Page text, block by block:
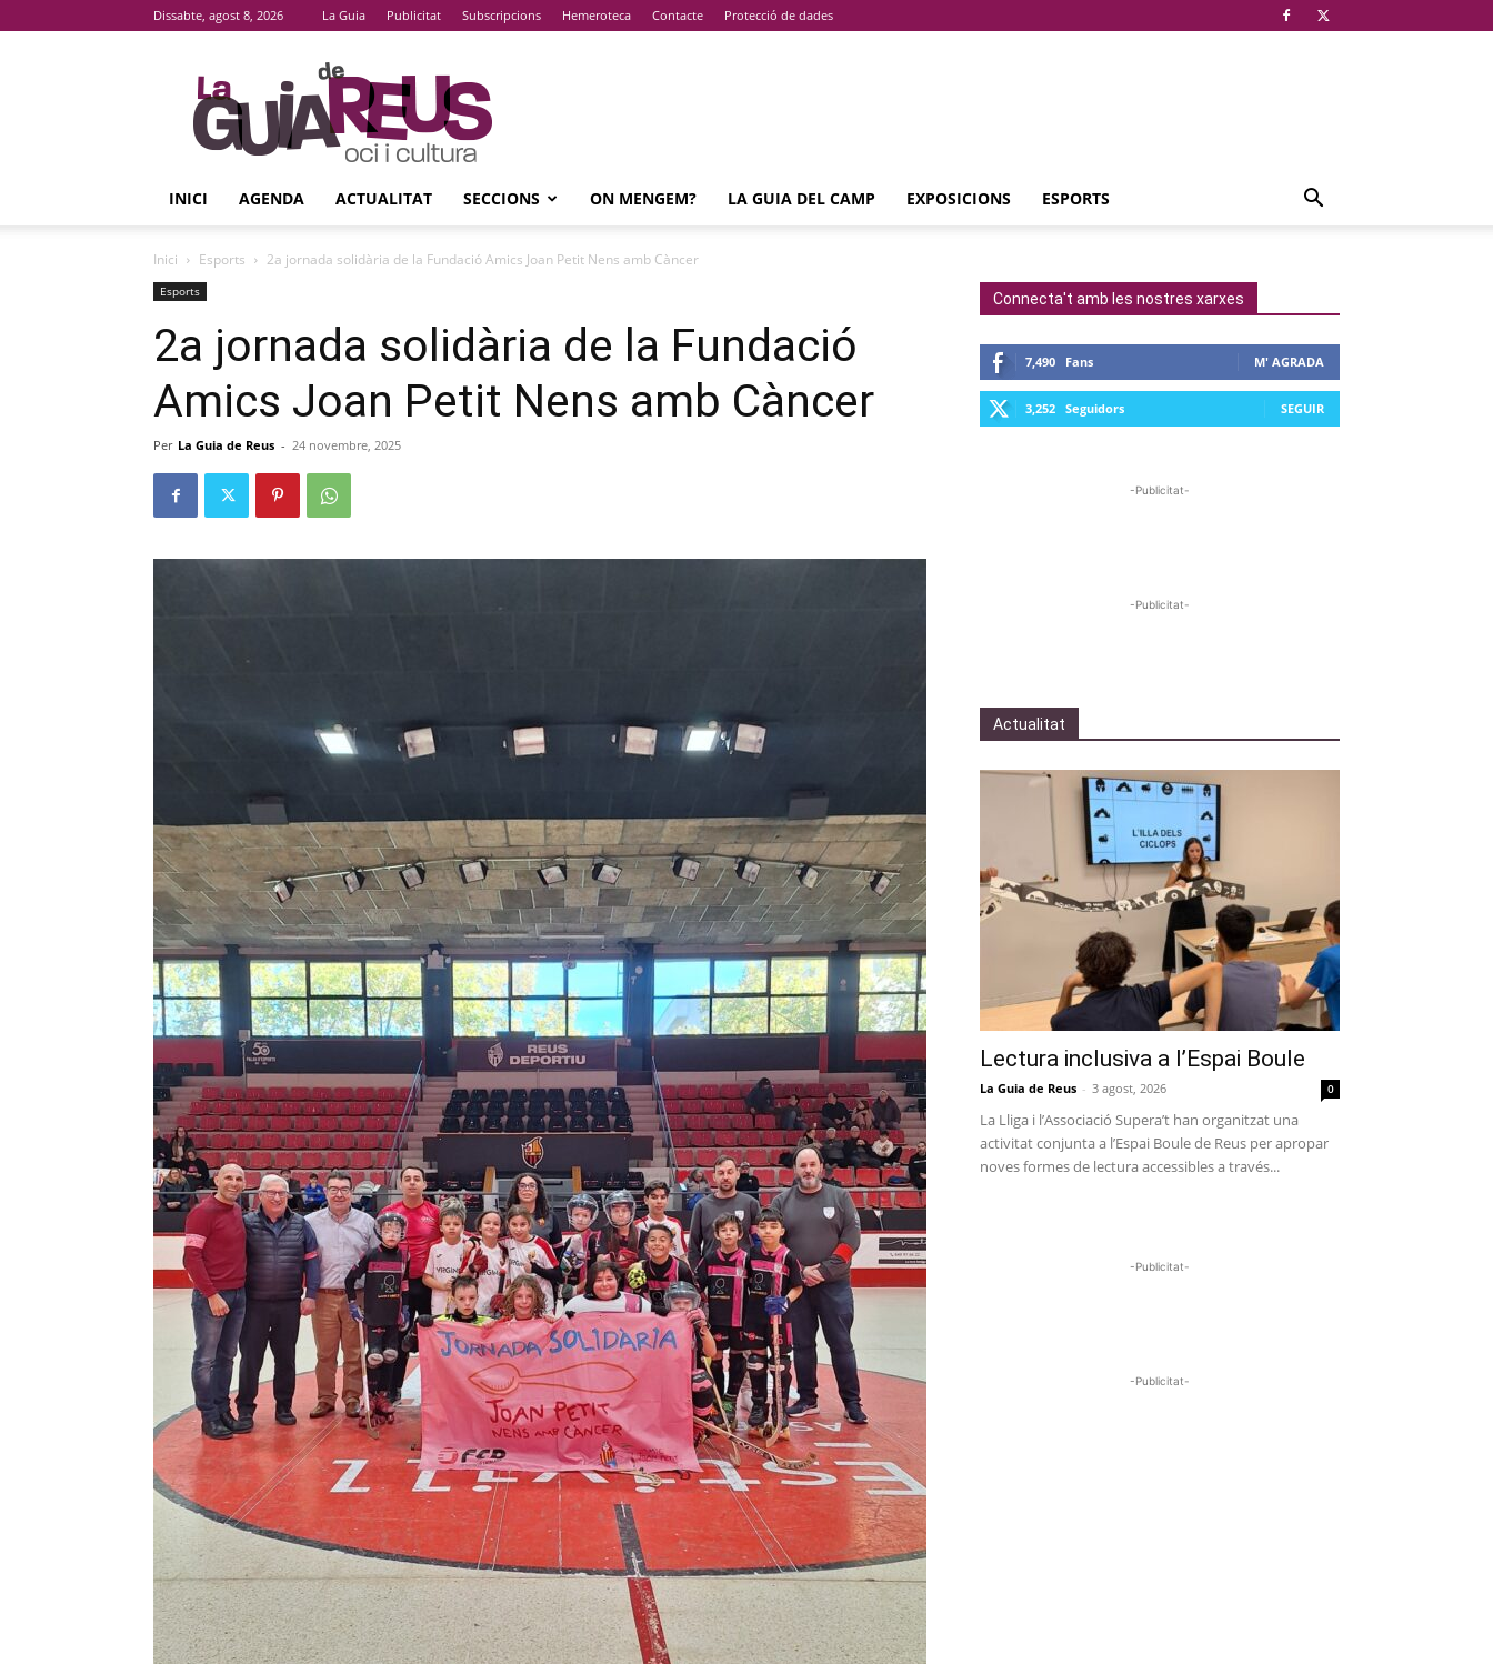
Dissabte, agost 8, 2026 La Guia Publicitat Subscripcions Hemeroteca Contacte Protecció de dades
La
Guia
De
Reus
INICI AGENDA ACTUALITAT SECCIONS ON MENGEM? LA GUIA DEL CAMP EXPOSICIONS ESPORTS
Inici Esports 2a jornada solidària de la Fundació Amics Joan Petit Nens amb Càncer
Esports
2a jornada solidària de la Fundació
Amics Joan Petit Nens amb Càncer
Per La Guia de Reus - 24 novembre, 2025
Connecta't amb les nostres xarxes
7,490 Fans M' AGRADA
3,252 Seguidors SEGUIR
-Publicitat-
-Publicitat-
Actualitat
Lectura inclusiva a l’Espai Boule
La Guia de Reus - 3 agost, 2026 0
La Lliga i l’Associació Supera’t han organitzat una
activitat conjunta a l’Espai Boule de Reus per apropar
noves formes de lectura accessibles a través...
-Publicitat-
-Publicitat-